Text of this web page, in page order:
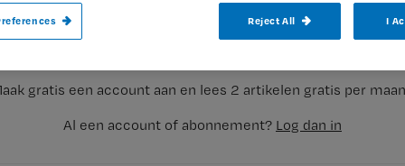
Wil je dit artikel lezen?
gratis een account aan en lees 2 artikelen gratis per
Al een account of abonnement? Log dan in
op
Reject All I